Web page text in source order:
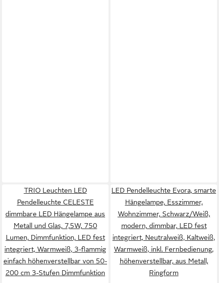
TRIO Leuchten LED
Pendelleuchte CELESTE
dimmbare LED Hängelampe aus
Metall und Glas, 7,5W, 750
Lumen, Dimmfunktion, LED fest
integriert, Warmweiß, 3-flammig
einfach höhenverstellbar von 50-
200 cm 3-Stufen Dimmfunktion
LED Pendelleuchte Evora, smarte
Hängelampe, Esszimmer,
Wohnzimmer, Schwarz/Weiß,
modern, dimmbar, LED fest
integriert, Neutralweiß, Kaltweiß,
Warmweiß, inkl. Fernbedienung,
höhenverstellbar, aus Metall,
Ringform